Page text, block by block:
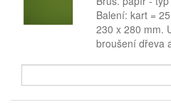
Balení: kart =
230 x 280 mm.
broušení dřeva